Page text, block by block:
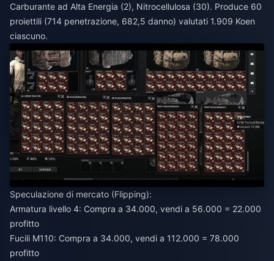
Carburante ad Alta Energia (2), Nitrocellulosa (30). Produce 60
proiettili (714 penetrazione, 682,5 danno) valutati 1.909 Koen
ciascuno.
Speculazione di mercato (Flipping):
Armatura livello 4: Compra a 34.000, vendi a 56.000 = 22.000
profitto
Fucili M110: Compra a 34.000, vendi a 112.000 = 78.000
profitto